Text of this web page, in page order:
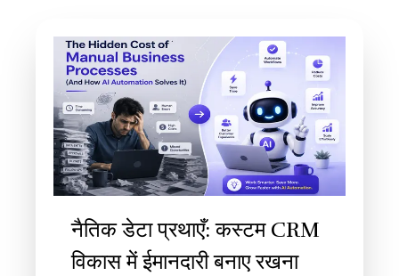
नैतिक डेटा प्रथाएँ: कस्टम CRM
विकास में ईमानदारी बनाए रखना